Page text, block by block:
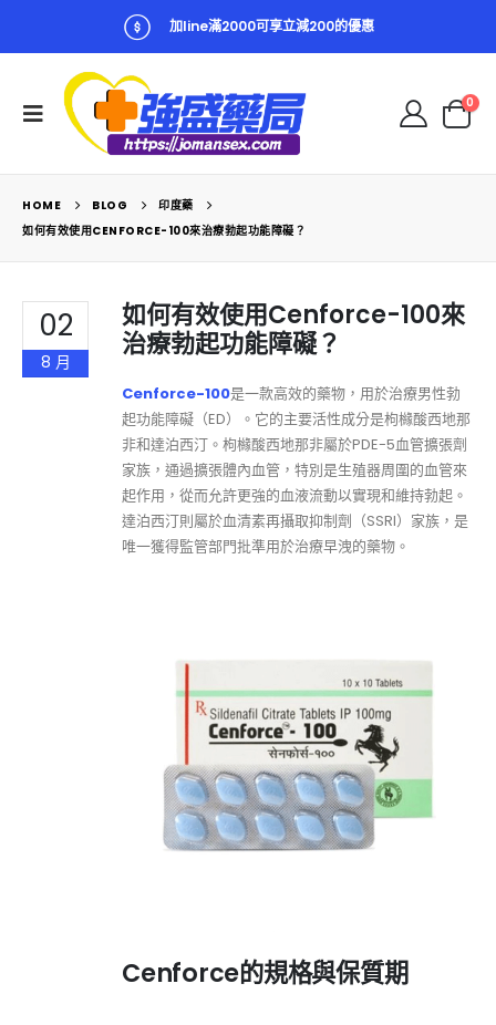
加line滿2000可享立減200的優惠
0
HOME BLOG
印度藥
如何有效使用CENFORCE-100來治療勃起功能障礙？
02
8 月
如何有效使用Cenforce-100來
治療勃起功能障礙？
Cenforce-100是一款高效的藥物，用於治療男性勃
起功能障礙（ED）。它的主要活性成分是枸櫞酸西地那
非和達泊西汀。枸櫞酸西地那非屬於PDE-5血管擴張劑
家族，通過擴張體內血管，特別是生殖器周圍的血管來
起作用，從而允許更強的血液流動以實現和維持勃起。
達泊西汀則屬於血清素再攝取抑制劑（SSRI）家族，是
唯一獲得監管部門批準用於治療早洩的藥物。
Cenforce的規格與保質期